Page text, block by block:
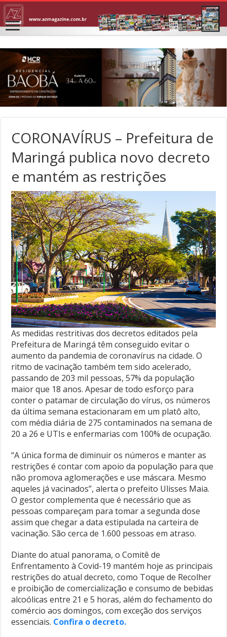
CORONAVÍRUS – Prefeitura de
Maringá publica novo decreto
e mantém as restrições
As medidas restritivas dos decretos editados pela
Prefeitura de Maringá têm conseguido evitar o
aumento da pandemia de coronavírus na cidade. O
ritmo de vacinação também tem sido acelerado,
passando de 203 mil pessoas, 57% da população
maior que 18 anos. Apesar de todo esforço para
conter o patamar de circulação do vírus, os números
da última semana estacionaram em um platô alto,
com média diária de 275 contaminados na semana de
20 a 26 e UTIs e enfermarias com 100% de ocupação.
“A única forma de diminuir os números e manter as
restrições é contar com apoio da população para que
não promova aglomerações e use máscara. Mesmo
aqueles já vacinados”, alerta o prefeito Ulisses Maia.
O gestor complementa que é necessário que as
pessoas compareçam para tomar a segunda dose
assim que chegar a data estipulada na carteira de
vacinação. São cerca de 1.600 pessoas em atraso.
Diante do atual panorama, o Comitê de
Enfrentamento à Covid-19 mantém hoje as principais
restrições do atual decreto, como Toque de Recolher
e proibição de comercialização e consumo de bebidas
alcoólicas entre 21 e 5 horas, além do fechamento do
comércio aos domingos, com exceção dos serviços
essenciais. Confira o decreto.